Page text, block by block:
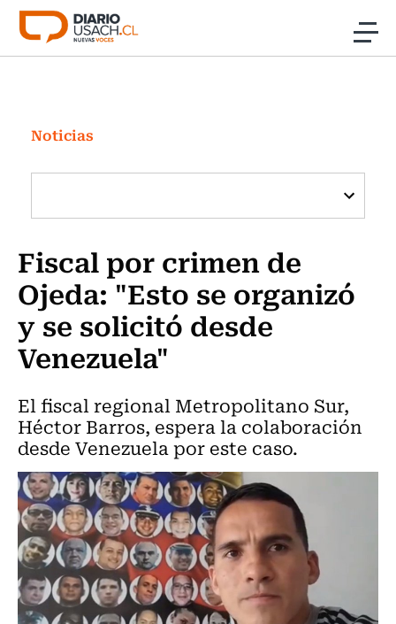
Click acá para ir directamente al contenido
Investigación
Cultura
Programas Radio y TV Usach
Noticias
Fiscal por crimen de
Ojeda: "Esto se organizó
y se solicitó desde
Venezuela"
El fiscal regional Metropolitano Sur,
Héctor Barros, espera la colaboración
desde Venezuela por este caso.